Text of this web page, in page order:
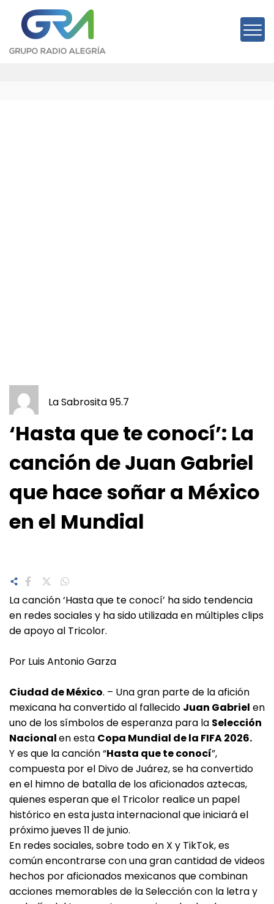
La Sabrosita 95.7
‘Hasta que te conocí’: La
canción de Juan Gabriel
que hace soñar a México
en el Mundial
La canción ‘Hasta que te conocí’ ha sido tendencia
en redes sociales y ha sido utilizada en múltiples clips
de apoyo al Tricolor.
Por Luis Antonio Garza
Ciudad de México. – Una gran parte de la afición
mexicana ha convertido al fallecido Juan Gabriel en
uno de los símbolos de esperanza para la Selección
Nacionalen esta Copa Mundial de la FIFA 2026.
Y es que la canción “Hasta que te conocí”,
compuesta por el Divo de Juárez, se ha convertido
en el himno de batalla de los aficionados aztecas,
quienes esperan que el Tricolor realice un papel
histórico en esta justa internacional que iniciará el
próximo jueves 11 de junio.
En redes sociales, sobre todo en X y TikTok, es
común encontrarse con una gran cantidad de videos
hechos por aficionados mexicanos que combinan
acciones memorables de la Selección con la letra y